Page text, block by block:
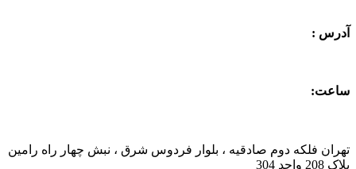
آدرس :
ساعت:
تهران فلکه دوم صادقیه ، بلوار فردوس شرق ، نبش چهار راه رامین
پلاک 208 واحد 304